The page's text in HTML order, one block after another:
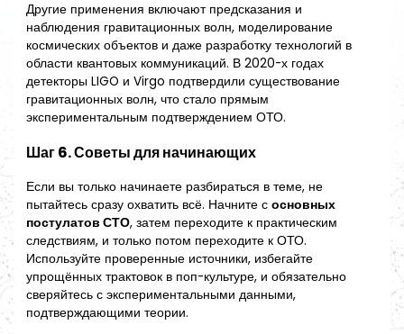
Другие применения включают предсказания и
наблюдения гравитационных волн, моделирование
космических объектов и даже разработку технологий в
области квантовых коммуникаций. В 2020-х годах
детекторы LIGO и Virgo подтвердили существование
гравитационных волн, что стало прямым
экспериментальным подтверждением ОТО.
Шаг 6. Советы для начинающих
Если вы только начинаете разбираться в теме, не
пытайтесь сразу охватить всё. Начните сосновных
постулатов СТО, затем переходите к практическим
следствиям, и только потом переходите к ОТО.
Используйте проверенные источники, избегайте
упрощённых трактовок в поп-культуре, и обязательно
сверяйтесь с экспериментальными данными,
подтверждающими теории.